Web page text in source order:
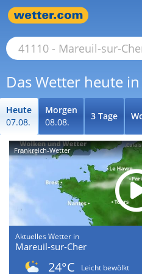
Das Wetter heute
Heute
07.08.
Morgen
08.08.
3 Tage
Frankreich-Wetter
Aktuelles Wetter in
Mareuil-sur-Cher
24°C
Leicht bewölkt